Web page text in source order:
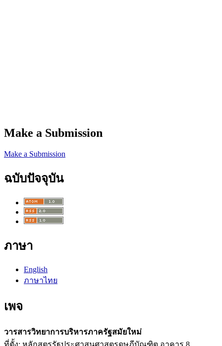
Make a Submission
Make a Submission
ฉบับปัจจุบัน
ภาษา
English
ภาษาไทย
เพจ
วารสารวิทยาการบริหารภาครัฐสมัยใหม่
ที่ตั้ง: หลักสูตรรัฐประศาสนศาสตรดุษฎีบัณฑิต อาคาร 8